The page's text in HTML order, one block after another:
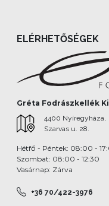
ELÉRHETŐSÉGEK
Gréta Fodrászkellék
4400 Nyíregyháza,
Szarvas u. 28.
Hétfő - Péntek: 08:00 -
Szombat: 08:00 - 12:30
Vasárnap: Zárva
+36 70/422-3976